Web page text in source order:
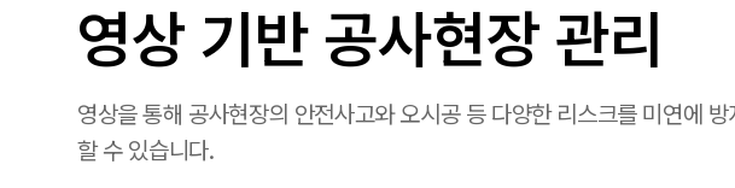
영상 기반 공사현장 관리
영상을 통해 공사현장의 안전사고와 오시공 등 다양한 리스크를 미연에 방
할 수 있습니다.